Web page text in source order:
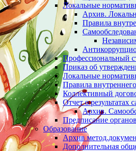
Локальные
Архив.
Правила
Профессиональный
Приказ об
Локальные
Правила
Коллективный
Отчет о результатах
Архив.
Предписание
Образование
Архив
Дополнительная